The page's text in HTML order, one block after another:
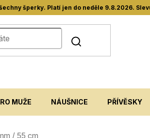
šperky. Platí jen do neděle 9.8.2026.
MUŽE NÁUŠNICE PŘÍVĚSKY
/ 55 cm